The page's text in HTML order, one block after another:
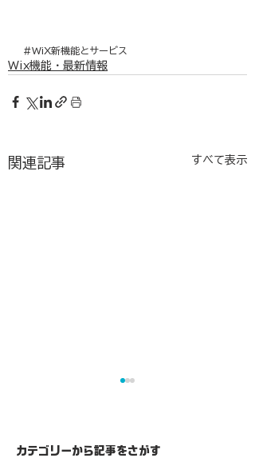
＃WiX新機能とサービス
Wix機能・最新情報
関連記事 すべて表示
カテゴリーから記事をさがす